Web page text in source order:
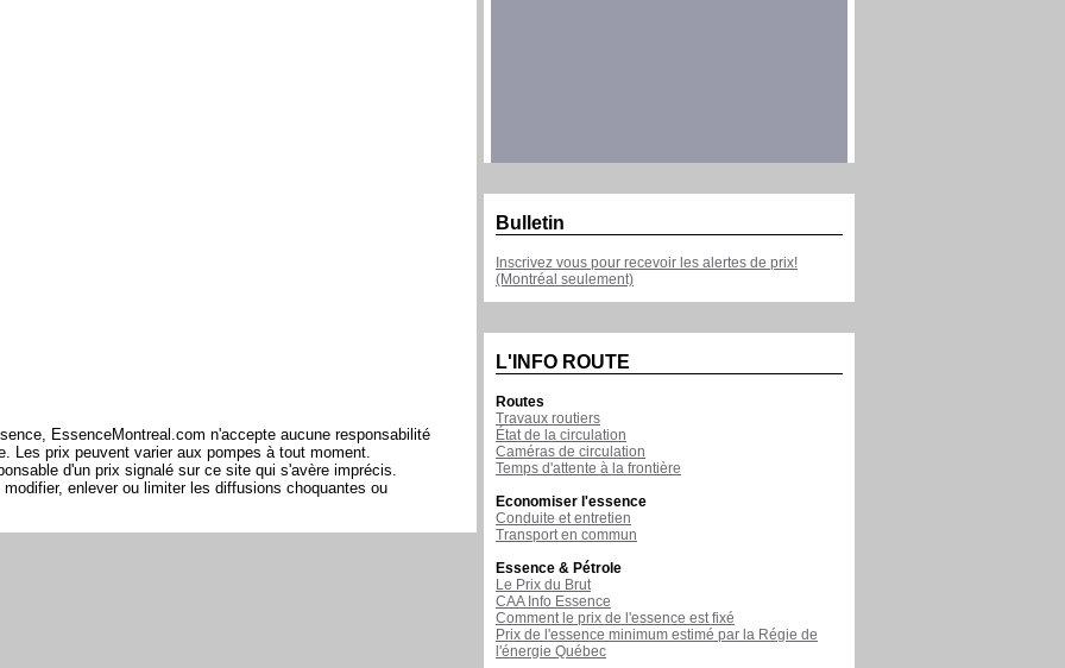
EssenceMontreal.com n'accepte aucune responsabilité
Les prix peuvent varier aux pompes à tout moment.
d'un prix signalé sur ce site qui s'avère imprécis.
enlever ou limiter les diffusions choquantes ou
Bulletin
Inscrivez vous pour recevoir les alertes de prix!
(Montréal seulement)
L'INFO ROUTE
Routes
Travaux routiers
État de la circulation
Caméras de circulation
Temps d'attente à la frontière
Economiser l'essence
Conduite et entretien
Transport en commun
Essence & Pétrole
Le Prix du Brut
CAA Info Essence
Comment le prix de l'essence est fixé
Prix de l'essence minimum estimé par la Régie de
l'énergie Québec